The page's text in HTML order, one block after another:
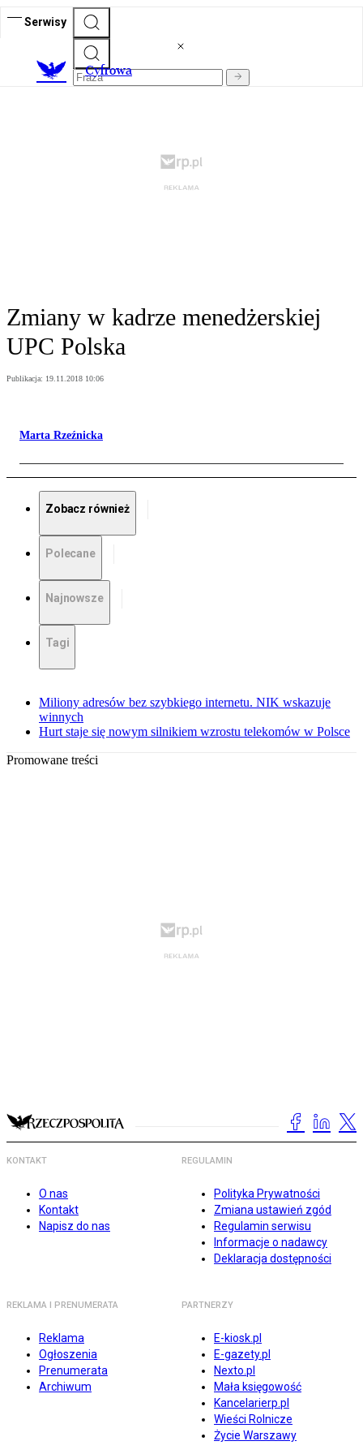
Serwisy
Cyfrowa
Zmiany w kadrze menedżerskiej
UPC Polska
Publikacja: 19.11.2018 10:06
Marta Rzeźnicka
Zobacz również
Polecane
Najnowsze
Tagi
Miliony adresów bez szybkiego internetu. NIK wskazuje
winnych
Hurt staje się nowym silnikiem wzrostu telekomów w Polsce
Promowane treści
KONTAKT
O nas
Kontakt
Napisz do nas
REGULAMIN
Polityka Prywatności
Zmiana ustawień zgód
Regulamin serwisu
Informacje o nadawcy
Deklaracja dostępności
REKLAMA I PRENUMERATA
Reklama
Ogłoszenia
Prenumerata
Archiwum
PARTNERZY
E-kiosk.pl
E-gazety.pl
Nexto.pl
Mała księgowość
Kancelarierp.pl
Wieści Rolnicze
Życie Warszawy